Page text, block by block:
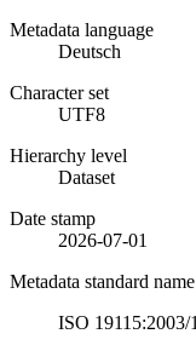
Metadata language
Deutsch
Character set
UTF8
Hierarchy level
Dataset
Date stamp
2026-07-01
Metadata standard name
ISO 19115:2003/